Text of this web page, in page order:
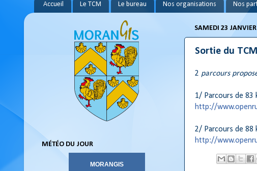
Accueil Le TCM Le bureau Nos organisations Nos
SAMEDI 23
Sortie du
2 parcours
1/ Parcours de 83
http://
2/ Parcours de 88
http://
MÉTÉO DU JOUR